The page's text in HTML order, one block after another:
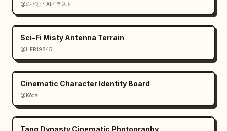
@のぞむ＊AIイラスト
Sci-Fi Misty Antenna Terrain
@HER19845
Cinematic Character Identity Board
@Kōda
Tang Dynasty Cinematic Photography